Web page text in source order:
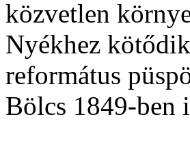
közvetlen
Nyékhez
református
Bölcs 1849-ben